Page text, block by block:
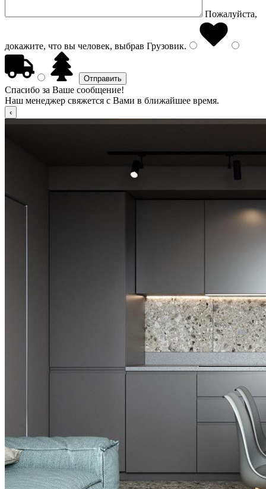
Пожалуйста,
докажите, что вы человек, выбрав Грузовик.
Спасибо за Ваше сообщение!
Наш менеджер свяжется с Вами в ближайшее время.